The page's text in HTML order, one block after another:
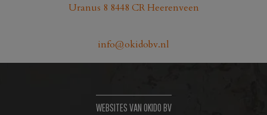
Uranus 8 8448 CR Heerenveen
info@okidobv.nl
WEBSITES VAN OKIDO BV